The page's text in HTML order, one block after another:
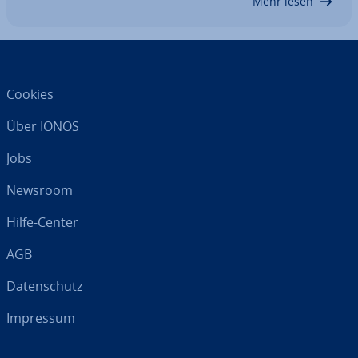
Cookies
Über IONOS
Jobs
Newsroom
Hilfe-Center
AGB
Da­ten­schutz
Impressum